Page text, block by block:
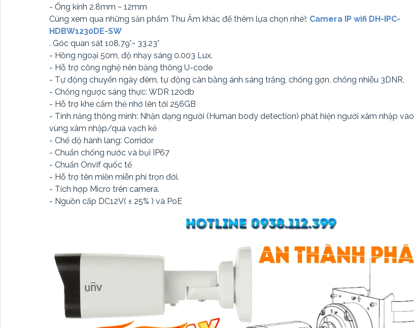
- Ống kính 2.8mm ~ 12mm
Cùng xem qua những sản phẩm Thu Âm khác để thêm lựa chọn nhé!: Camera IP wifi DH-IPC-
HDBW1230DE-SW
. Góc quan sát 108.79°~ 33.23°
- Hồng ngoại 50m, độ nhạy sáng 0.003 Lux.
- Hỗ trợ công nghệ nén băng thông U-code
- Tự động chuyển ngày đêm, tự động cân bằng ánh sáng trắng, chống gợn, chống nhiễu 3DNR,
- Chống ngược sáng thực: WDR 120db
- Hỗ trợ khe cắm thẻ nhớ lên tới 256GB
- Tính năng thông minh: Nhận dạng người (Human body detection) phát hiện người xâm nhập vào
vùng xâm nhập/qua vạch kẻ
- Chế độ hành lang: Corridor
- Chuẩn chống nước và bụi IP67
- Chuẩn Onvif quốc tế
- Hỗ trợ tên miền miễn phí trọn đời.
- Tích hợp Micro trên camera.
- Nguồn cấp DC12V( ± 25% ) và PoE